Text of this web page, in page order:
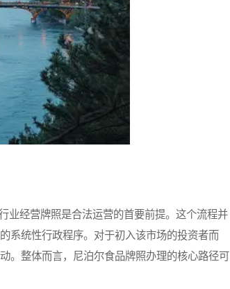
经营牌照是合法运营的首要前提。这个流程并
系统性行政程序。对于初入该市场的投资者而
。整体而言，尼泊尔食品牌照办理的核心路径可